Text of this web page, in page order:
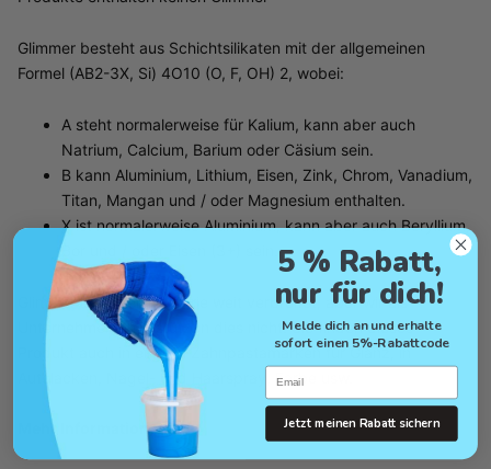
Glimmer besteht aus Schichtsilikaten mit der allgemeinen
Formel (AB2-3X, Si) 4O10 (O, F, OH) 2, wobei:
A steht normalerweise für Kalium, kann aber auch
Natrium, Calcium, Barium oder Cäsium sein.
B kann Aluminium, Lithium, Eisen, Zink, Chrom, Vanadium,
Titan, Mangan und / oder Magnesium enthalten.
X ist normalerweise Aluminium, kann aber auch Beryllium,
Bor und / oder Eisen (3+) sein.
Glimmer ist in der Industrie weit verbreitet, aber wir als
Unternehmen unterstützen dies nicht. Sie finden dieses
Produkt auch in einigen Zahnpastamarken für Glanz, in
Autolacken, Nagel- und Haarspray, Farbe usw.
Mehr Informationen:
5 % Rabatt,
nur für dich!
Melde dich an und erhalte
sofort einen 5%-Rabattcode
Email
Jetzt meinen Rabatt sichern